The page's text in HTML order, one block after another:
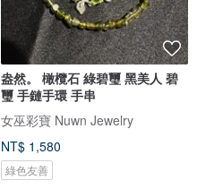
盎然。 橄欖石 綠碧璽 黑美人 碧
璽 手鏈手環 手串
女巫彩寶 Nuwn Jewelry
NT$ 1,580
綠色友善